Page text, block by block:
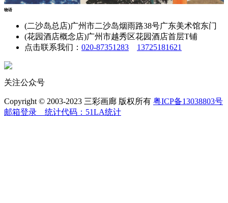
物语
(二沙岛总店)广州市二沙岛烟雨路38号广东美术馆东门
(花园酒店概念店)广州市越秀区花园酒店首层T铺
点击联系我们： 020-87351283 13725181621
关注公众号
Copyright © 2003-2023 三彩画廊 版权所有 粤ICP备13038803号
邮箱登录 统计代码：51LA统计